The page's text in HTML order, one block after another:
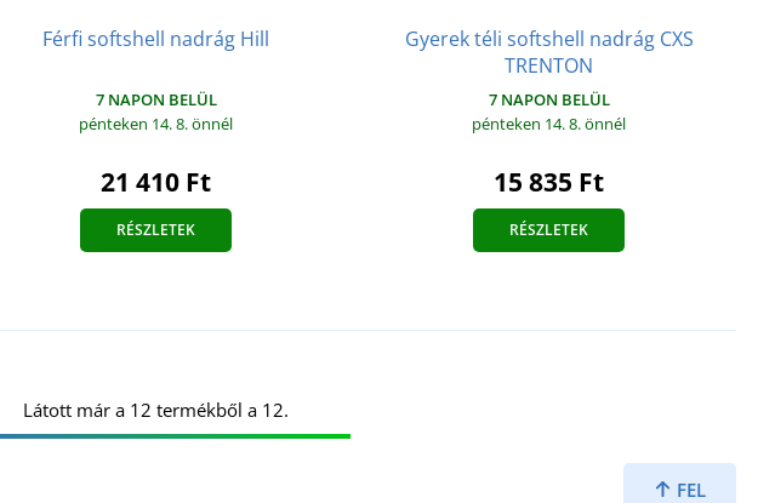
Férfi softshell nadrág Hill
7 NAPON BELÜL
pénteken 14. 8.önnél
21 410 Ft
RÉSZLETEK
Gyerek téli softshell nadrág CXS
TRENTON
7 NAPON BELÜL
pénteken 14. 8.önnél
15 835 Ft
RÉSZLETEK
FEL
Látott már a 12 termékből a 12.